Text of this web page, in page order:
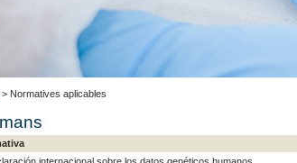
> Normatives aplicables